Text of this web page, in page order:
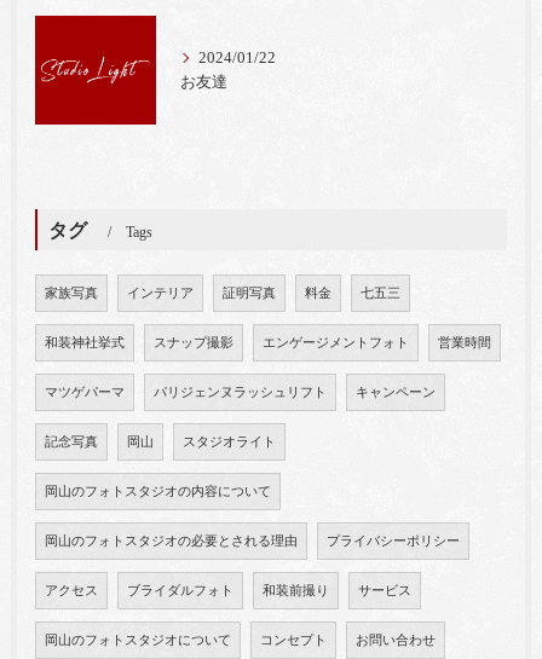
2024/01/22
お友達
タグ Tags
家族写真 インテリア 証明写真 料金 七五三
和装神社挙式 スナップ撮影 エンゲージメントフォト 営業時間
マツゲパーマ パリジェンヌラッシュリフト キャンペーン
記念写真 岡山 スタジオライト
岡山のフォトスタジオの内容について
岡山のフォトスタジオの必要とされる理由 プライバシーポリシー
アクセス ブライダルフォト 和装前撮り サービス
岡山のフォトスタジオについて コンセプト お問い合わせ